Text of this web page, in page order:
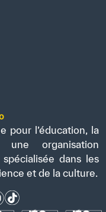
pour l’éducation, la
organisation
dans les
et de la culture.